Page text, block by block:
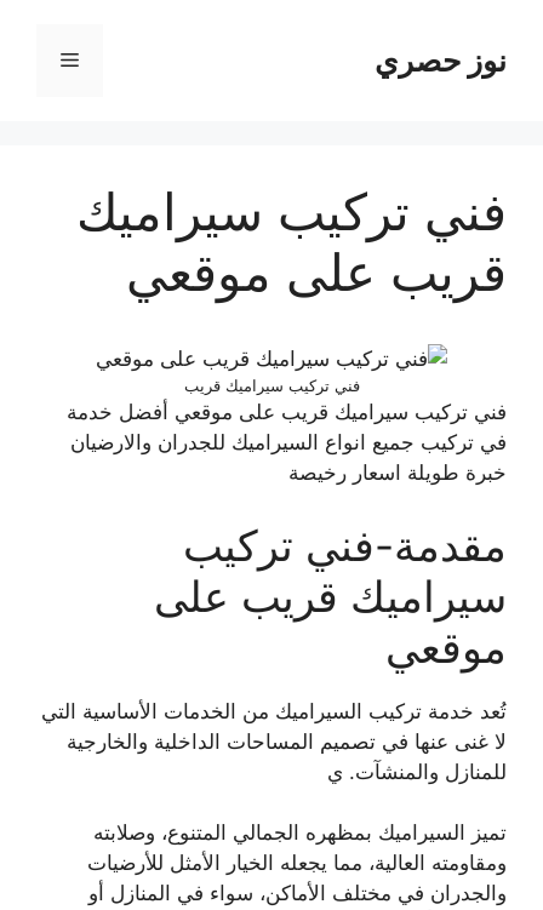
المحتوىنوز حصري القائمة
فني تركيب سيراميك
قريب على موقعي
فني تركيب سيراميك قريب
فني تركيب سيراميك قريب على موقعي أفضل خدمة
في تركيب جميع انواع السيراميك للجدران والارضيان
خبرة طويلة اسعار رخيصة
مقدمة-فني تركيب
سيراميك قريب على
موقعي
تُعد خدمة تركيب السيراميك من الخدمات الأساسية التي
لا غنى عنها في تصميم المساحات الداخلية والخارجية
للمنازل والمنشآت. ي
تميز السيراميك بمظهره الجمالي المتنوع، وصلابته
ومقاومته العالية، مما يجعله الخيار الأمثل للأرضيات
والجدران في مختلف الأماكن، سواء في المنازل أو